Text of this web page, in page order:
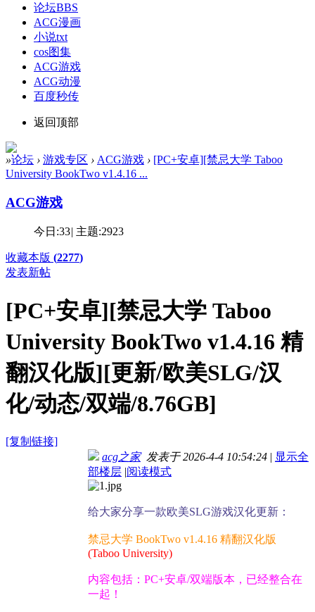
论坛BBS
ACG漫画
小说txt
cos图集
ACG游戏
ACG动漫
百度秒传
返回顶部
»论坛 › 游戏专区 › ACG游戏 › [PC+安卓][禁忌大学 Taboo
University BookTwo v1.4.16 ...
ACG游戏
今日:33| 主题:2923
收藏本版 (2277)
发表新帖
[PC+安卓][禁忌大学 Taboo
University BookTwo v1.4.16 精
翻汉化版][更新/欧美SLG/汉
化/动态/双端/8.76GB]
[复制链接]
acg之家发表于 2026-4-4 10:54:24 | 显示全
部楼层 |阅读模式
给大家分享一款欧美SLG游戏汉化更新：
禁忌大学 BookTwo v1.4.16 精翻汉化版
(Taboo University)
内容包括：PC+安卓/双端版本，已经整合在
一起！